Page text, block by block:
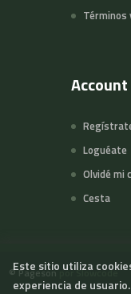
Términos
Account
Loguéate
Olvidé mi
Cesta
©Pageson por Slowcode
Este sitio utiliza
experiencia de